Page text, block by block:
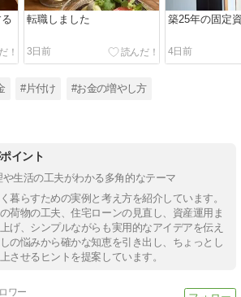
転職しました
3日前
築25年の固定
4日前
#片付け #お金の増やし方
イント
や生活の工夫がわかる多角的なテーマ
暮らすための実例と考え方を紹介しています。
荷物の工夫、住宅ローンの見直し、資産運用ま
げ、シンプルながらも実用的なアイデアを伝え
の悩みから確かな知恵を引き出し、ちょっとし
させるヒントを提案しています。